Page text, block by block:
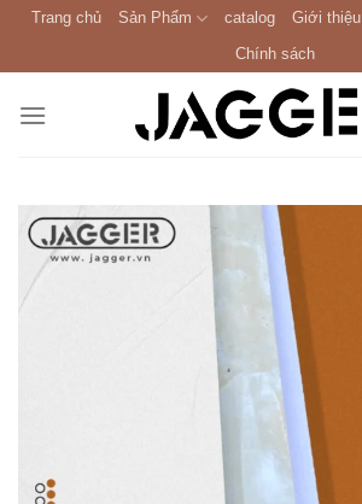
Skip
content
Trang chủ Sản Phẩm catalog Giới thiệu
Chính sách